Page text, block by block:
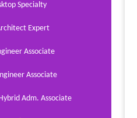
Specialty
Expert
Associate
Associate
Adm. Associate